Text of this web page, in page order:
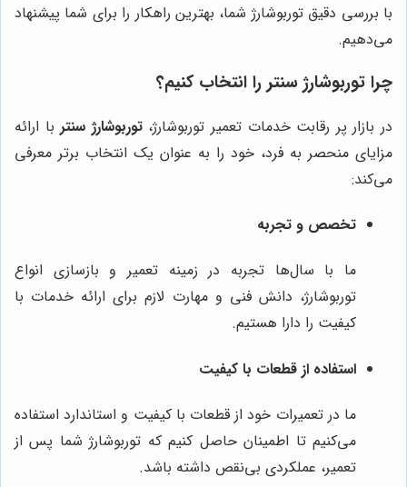
با بررسی دقیق توربوشارژ شما، بهترین راهکار را برای شما پیشنهاد
می‌دهیم.
چرا توربوشارژ سنتررا انتخاب کنیم؟
در بازار پر رقابت خدمات تعمیر توربوشارژ،توربوشارژ سنتر با ارائه
مزایای منحصر به فرد، خود را به عنوان یک انتخاب برتر معرفی
می‌کند:
تخصص و تجربه
ما با سال‌ها تجربه در زمینه تعمیر و بازسازی انواع
توربوشارژ، دانش فنی و مهارت لازم برای ارائه خدمات با
کیفیت را دارا هستیم.
استفاده از قطعات با کیفیت
ما در تعمیرات خود از قطعات با کیفیت و استاندارد استفاده
می‌کنیم تا اطمینان حاصل کنیم که توربوشارژ شما پس از
تعمیر، عملکردی بی‌نقص داشته باشد.